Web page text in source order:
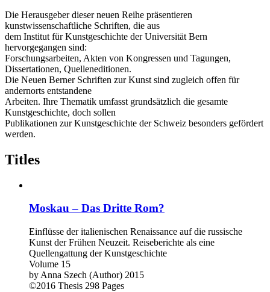
Die Herausgeber dieser neuen Reihe präsentieren
kunstwissenschaftliche Schriften, die aus
dem Institut für Kunstgeschichte der Universität Bern
hervorgegangen sind:
Forschungsarbeiten, Akten von Kongressen und Tagungen,
Dissertationen, Quelleneditionen.
Die Neuen Berner Schriften zur Kunst sind zugleich offen für
andernorts entstandene
Arbeiten. Ihre Thematik umfasst grundsätzlich die gesamte
Kunstgeschichte, doch sollen
Publikationen zur Kunstgeschichte der Schweiz besonders gefördert
werden.
Titles
Moskau – Das Dritte Rom?
Einflüsse der italienischen Renaissance auf die russische
Kunst der Frühen Neuzeit. Reiseberichte als eine
Quellengattung der Kunstgeschichte
Volume 15
by Anna Szech (Author) 2015
©2016 Thesis 298 Pages